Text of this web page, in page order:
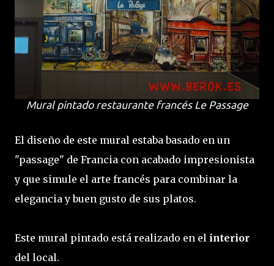
Mural pintado restaurante francés Le Passage
El diseño de este mural estaba basado en un
"passage" de Francia con acabado impresionista
y que simule el arte francés para combinar la
elegancia y buen gusto de sus platos.
Este mural pintado está realizado en el interior
del local.